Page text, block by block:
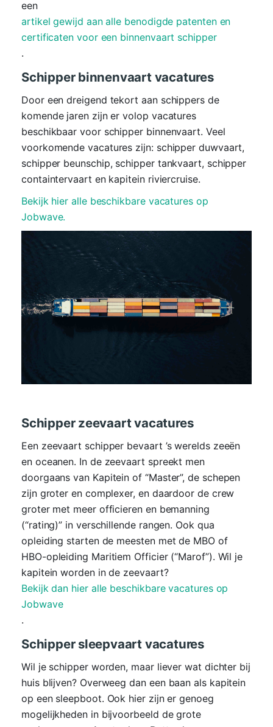
een
artikel gewijd aan alle benodigde patenten en
certificaten voor een binnenvaart schipper
.
Schipper binnenvaart vacatures
Door een dreigend tekort aan schippers de
komende jaren zijn er volop vacatures
beschikbaar voor schipper binnenvaart. Veel
voorkomende vacatures zijn: schipper duwvaart,
schipper beunschip, schipper tankvaart, schipper
containtervaart en kapitein riviercruise.
Bekijk hier alle beschikbare vacatures op
Jobwave.
Schipper zeevaart vacatures
Een zeevaart schipper bevaart ’s werelds zeeën
en oceanen. In de zeevaart spreekt men
doorgaans van Kapitein of “Master”, de schepen
zijn groter en complexer, en daardoor de crew
groter met meer officieren en bemanning
(“rating)” in verschillende rangen. Ook qua
opleiding starten de meesten met de MBO of
HBO-opleiding Maritiem Officier (“Marof”). Wil je
kapitein worden in de zeevaart?
Bekijk dan hier alle beschikbare vacatures op
Jobwave
.
Schipper sleepvaart vacatures
Wil je schipper worden, maar liever wat dichter bij
huis blijven? Overweeg dan een baan als kapitein
op een sleepboot. Ook hier zijn er genoeg
mogelijkheden in bijvoorbeeld de grote